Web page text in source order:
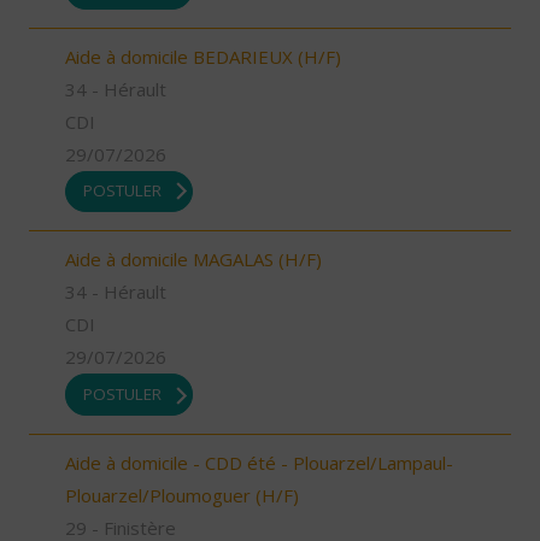
Aide à domicile BEDARIEUX (H/F)
34 - Hérault
CDI
29/07/2026
POSTULER
Aide à domicile MAGALAS (H/F)
34 - Hérault
CDI
29/07/2026
POSTULER
Aide à domicile - CDD été - Plouarzel/Lampaul-
Plouarzel/Ploumoguer (H/F)
29 - Finistère